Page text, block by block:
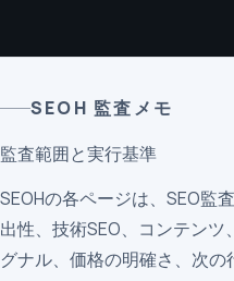
SEOH 監査メモ
監査範囲と実行基準
SEOHの各ページは、SEO監
出性、技術SEO、コンテン
グナル、価格の明確さ、次